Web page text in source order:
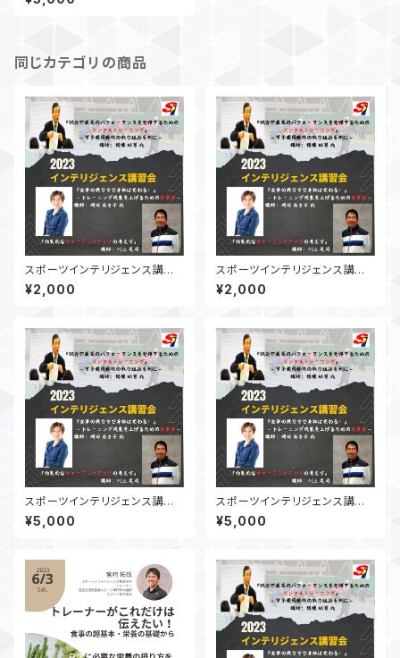
同じカテゴリの商品
スポーツインテリジェンス講習
会2023 メンタルセミナー後編
【動画】
¥2,000
スポーツインテリジェンス講習
会2023 メンタルセミナー中編
【動画】
¥2,000
スポーツインテリジェンス講習
会2023 ウォーミングアップセ
ミナー【動画】
¥5,000
スポーツインテリジェンス講習
会2023 栄養セミナー【動画】
¥5,000